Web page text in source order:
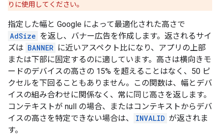
りに使用してください。
指定した幅と Google によって最適化された高さで
AdSize を返し、バナー広告を作成します。返されるサイ
ズは BANNER に近いアスペクト比になり、アプリの上部
または下部に固定するのに適しています。高さは横向きモ
ードのデバイスの高さの 15% を超えることはなく、50 ピ
クセルを下回ることもありません。この関数は、幅とデバ
イスの組み合わせに関係なく、常に同じ高さを返します。
コンテキストが null の場合、またはコンテキストからデバ
イスの高さを特定できない場合は、
INVALID が返されま
す。